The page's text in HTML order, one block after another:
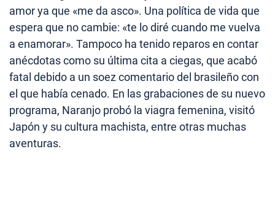
amor ya que «me da asco». Una política de vida que
espera que no cambie: «te lo diré cuando me vuelva
a enamorar». Tampoco ha tenido reparos en contar
anécdotas como su última cita a ciegas, que acabó
fatal debido a un soez comentario del brasileño con
el que había cenado. En las grabaciones de su nuevo
programa, Naranjo probó la viagra femenina, visitó
Japón y su cultura machista, entre otras muchas
aventuras.